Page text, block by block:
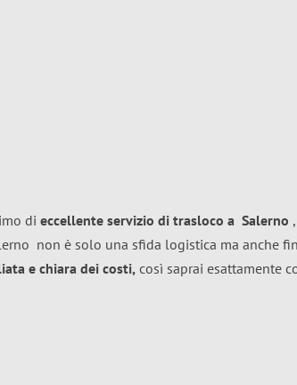
di eccellente servizio di trasloco a Salerno
non è solo una sfida logistica ma anche
e chiara dei costi, così saprai esattamente